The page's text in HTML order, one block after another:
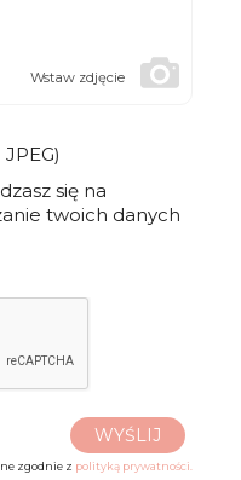
Wstaw zdjęcie
się na
twoich danych
WYŚLIJ
zgodnie z polityką prywatności.